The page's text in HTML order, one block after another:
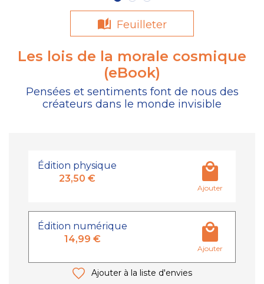
Feuilleter
Les lois de la morale cosmique
(eBook)
Pensées et sentiments font de nous des
créateurs dans le monde invisible
Édition physique
23,50 €
Ajouter
Édition numérique
14,99 €
Ajouter
Ajouter à la liste d'envies